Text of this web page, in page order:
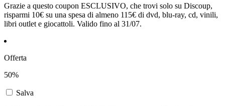
Grazie a questo coupon ESCLUSIVO, che trovi solo su Discoup,
risparmi 10€ su una spesa di almeno 115€ di dvd, blu-ray, cd, vinili,
libri outlet e giocattoli. Valido fino al 31/07.
Offerta
50%
Salva